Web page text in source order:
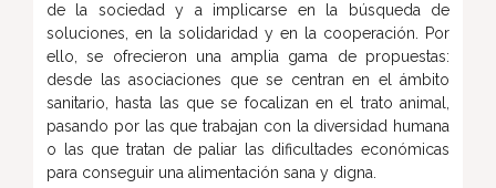
de la sociedad y a implicarse en la búsqueda de
soluciones, en la solidaridad y en la cooperación. Por
ello, se ofrecieron una amplia gama de propuestas:
desde las asociaciones que se centran en el ámbito
sanitario, hasta las que se focalizan en el trato animal,
pasando por las que trabajan con la diversidad humana
o las que tratan de paliar las dificultades económicas
para conseguir una alimentación sana y digna.